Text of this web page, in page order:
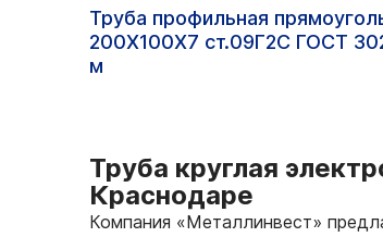
Труба профильная
200Х100Х7 ст.09Г2С ГОСТ
м
Труба круглая
Краснодаре
Компания «Металлинвест»